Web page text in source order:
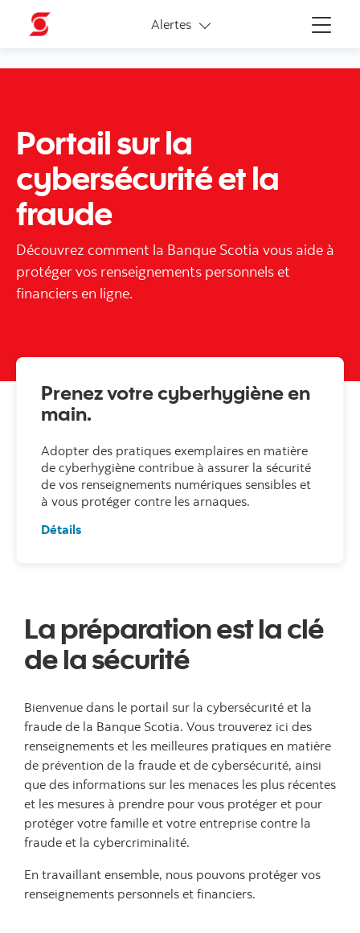
Menu
Alertes
Liens connexes
Portail sur la
cybersécurité et la
fraude
Découvrez comment la Banque Scotia vous aide à
protéger vos renseignements personnels et
financiers en ligne.
Prenez votre cyberhygiène en
main.
Adopter des pratiques exemplaires en matière
de cyberhygiène contribue à assurer la sécurité
de vos renseignements numériques sensibles et
à vous protéger contre les arnaques.
Détails
La préparation est la clé
de la sécurité
Bienvenue dans le portail sur la cybersécurité et la
fraude de la Banque Scotia. Vous trouverez ici des
renseignements et les meilleures pratiques en matière
de prévention de la fraude et de cybersécurité, ainsi
que des informations sur les menaces les plus récentes
et les mesures à prendre pour vous protéger et pour
protéger votre famille et votre entreprise contre la
fraude et la cybercriminalité.
En travaillant ensemble, nous pouvons protéger vos
renseignements personnels et financiers.